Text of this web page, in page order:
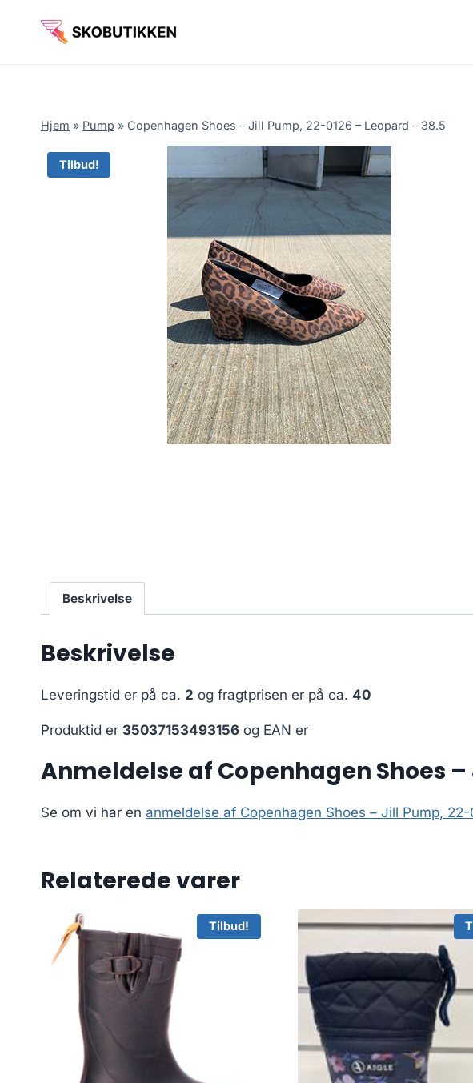
Hjem » Pump » Copenhagen Shoes – Jill Pump, 22-0126 – Leopard – 38.5
Tilbud!
Beskrivelse
Beskrivelse
Leveringstid er på ca. 2 og fragtprisen er på ca. 40
Produktid er 35037153493156 og EAN er
Anmeldelse af Copenhagen Shoes
Se om vi har en anmeldelse af Copenhagen Shoes – Jill Pump,
Relaterede varer
Tilbud!